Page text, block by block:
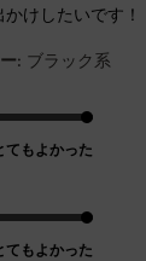
けしたいです！
: ブラック系
てもよかった
てもよかった